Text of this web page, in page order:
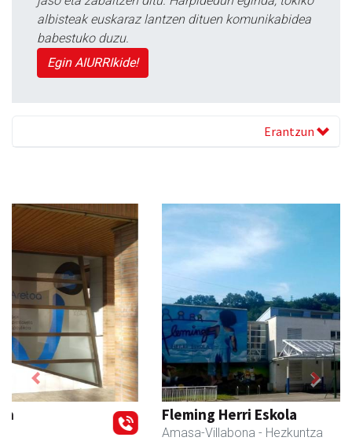
albisteak euskaraz lantzen dituen komunikabidea
babestuko duzu.
Egin AIURRIkide!
Erantzun
Fleming Herri Eskola
- Hezkuntza
Previous Next